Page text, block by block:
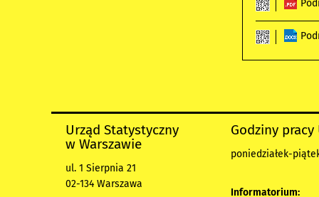
Urząd Statystyczny
w Warszawie
ul. 1 Sierpnia 21
02-134 Warszawa
Godziny pracy
poniedziałek-
Informatorium: